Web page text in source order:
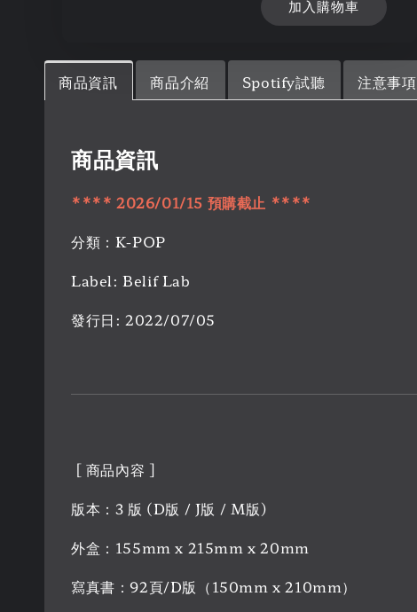
加入購物車
商品資訊 商品介紹 Spotify試聽 注意事項
商品資訊
**** 2026/01/15 預購截止 ****
分類：K-POP
Label: Belif Lab
發行日: 2022/07/05
[ 商品內容 ]
版本：3 版 (D版 / J版 / M版)
外盒：155mm x 215mm x 20mm
寫真書：92頁/D版（150mm x 210mm）